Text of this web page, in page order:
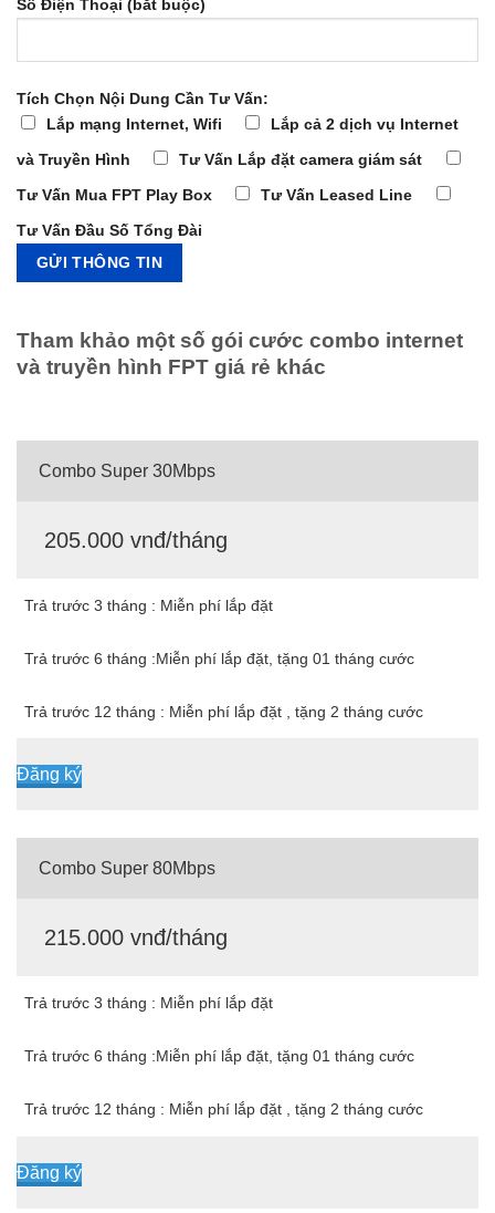
Số Điện Thoại (bắt buộc)
Tích Chọn Nội Dung Cần Tư Vấn:
Lắp mạng Internet, Wifi
Lắp cả 2 dịch vụ Internet
và Truyền Hình
Tư Vấn Lắp đặt camera giám sát
Tư Vấn Mua FPT Play Box
Tư Vấn Leased Line
Tư Vấn Đầu Số Tổng Đài
Tham khảo một số gói cước combo internet
và truyền hình FPT giá rẻ khác
Combo Super 30Mbps
205.000 vnđ/tháng
Trả trước 3 tháng : Miễn phí lắp đặt
Trả trước 6 tháng :Miễn phí lắp đặt, tặng 01 tháng cước
Trả trước 12 tháng : Miễn phí lắp đặt , tặng 2 tháng cước
Đăng ký
Combo Super 80Mbps
215.000 vnđ/tháng
Trả trước 3 tháng : Miễn phí lắp đặt
Trả trước 6 tháng :Miễn phí lắp đặt, tặng 01 tháng cước
Trả trước 12 tháng : Miễn phí lắp đặt , tặng 2 tháng cước
Đăng ký